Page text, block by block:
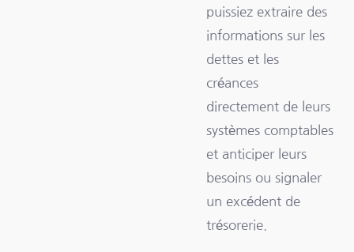
puissiez extraire des
informations sur les
dettes et les
créances
directement de leurs
systèmes comptables
et anticiper leurs
besoins ou signaler
un excédent de
trésorerie.